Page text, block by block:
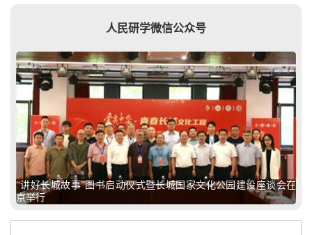
人民研学微信公众号
“讲好长城故事”图书启动仪式暨长城国家文化公园建设座谈会在
京举行